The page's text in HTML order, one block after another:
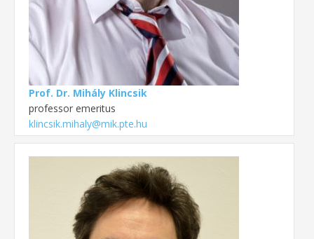
Prof. Dr. Mihály Klincsik
professor emeritus
klincsik.mihaly@mik.pte.hu